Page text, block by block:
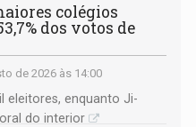
colégios
dos votos de
de 2026 às 14:00
eleitores, enquanto Ji-
do interior